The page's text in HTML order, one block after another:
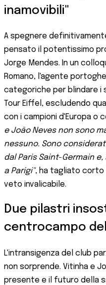
inamovibili"
A spegnere
pensato il potentissimo
Jorge Mendes. In un
Romano, l'agente
categoriche per blindare i
Tour Eiffel, escludendo
con i campioni d'Europa o
e João Neves non sono
nessuno. Sono
dal Paris Saint-Germain
a Parigi", ha tagliato corto
veto invalicabile.
Due pilastri
centrocampo del
L'intransigenza del club
non sorprende. Vitinha e
presente e il futuro della